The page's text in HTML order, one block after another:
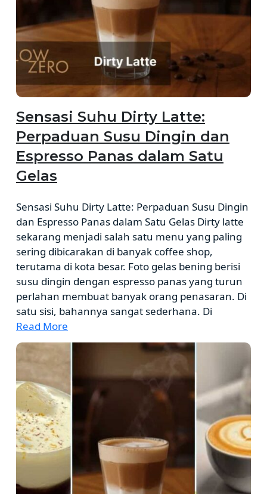
Sensasi Suhu Dirty Latte:
Perpaduan Susu Dingin dan
Espresso Panas dalam Satu
Gelas
Sensasi Suhu Dirty Latte: Perpaduan Susu Dingin
dan Espresso Panas dalam Satu Gelas Dirty latte
sekarang menjadi salah satu menu yang paling
sering dibicarakan di banyak coffee shop,
terutama di kota besar. Foto gelas bening berisi
susu dingin dengan espresso panas yang turun
perlahan membuat banyak orang penasaran. Di
satu sisi, bahannya sangat sederhana. Di
Read More